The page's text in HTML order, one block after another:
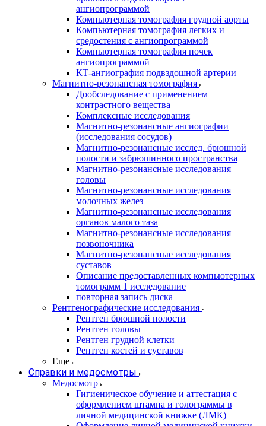
ангиопрограммой
Компьютерная томография грудной аорты
Компьютерная томография легких и
средостения с ангиопрограммой
Компьютерная томография почек
ангиопрограммой
КТ-ангиография подвздошной артерии
Магнитно-резонансная томография
Дообследование с применением
контрастного вещества
Комплексные исследования
Магнитно-резонансные ангиографии
(исследования сосудов)
Магнитно-резонансные исслед. брюшной
полости и забрюшинного пространства
Магнитно-резонансные исследования
головы
Магнитно-резонансные исследования
молочных желез
Магнитно-резонансные исследования
органов малого таза
Магнитно-резонансные исследования
позвоночника
Магнитно-резонансные исследования
суставов
Описание предоставленных компьютерных
томограмм 1 исследование
повторная запись диска
Рентгенографические исследования
Рентген брюшной полости
Рентген головы
Рентген грудной клетки
Рентген костей и суставов
Еще
Справки и медосмотры
Медосмотр
Гигиеническое обучение и аттестация с
оформлением штампа и голограммы в
личной медицинской книжке (ЛМК)